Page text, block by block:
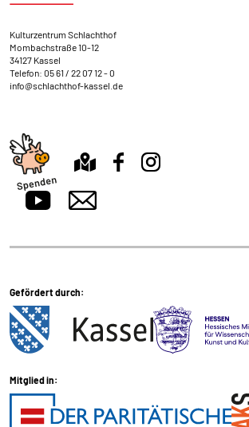
Kontakt und Anschrift
Kulturzentrum Schlachthof
Mombachstraße 10-12
34127 Kassel
Telefon: 05 61 / 22 07 12 - 0
info@schlachthof-kassel.de
Gefördert durch:
Mitglied in: